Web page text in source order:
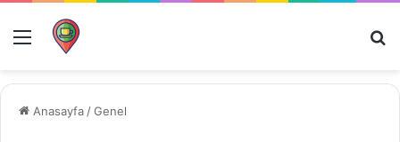
Menü
Anasayfa /Genel